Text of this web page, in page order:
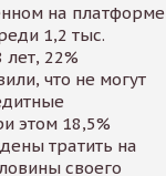
на платформе
1,2 тыс.
22%
что не могут
этом 18,5%
тратить на
своего